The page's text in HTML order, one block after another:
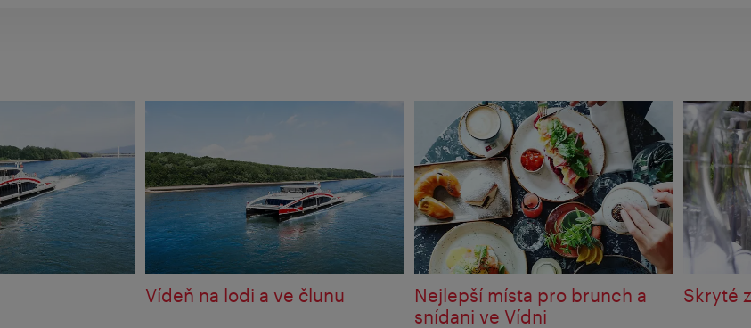
Vídeň na lodi a ve člunu
Nejlepší místa pro brunch a
snídani ve Vídni
Skryté